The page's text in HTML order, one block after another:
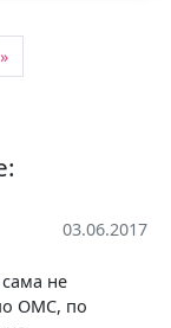
»
03.06.2017
не
ОМС, по